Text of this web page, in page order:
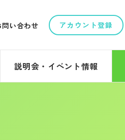
問い合わせ アカウント登録
説明会・イベント情報